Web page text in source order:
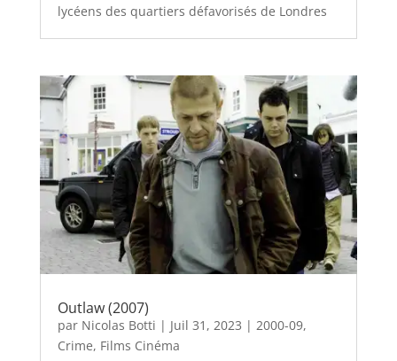
lycéens des quartiers défavorisés de Londres
Outlaw (2007)
par Nicolas Botti | Juil 31, 2023 | 2000-09,
Crime, Films Cinéma